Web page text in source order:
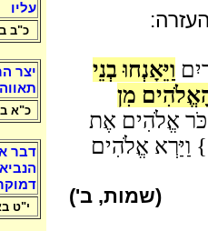
וַיֵּאָנְחוּ בְנֵי
מִן
אֱלֹהִים אֶת
וַיַּרְא אֱלֹהִים
(שמות, ב')
עליו
כ"ב
יצר
תאווה
כ"א
דבר
י"ט